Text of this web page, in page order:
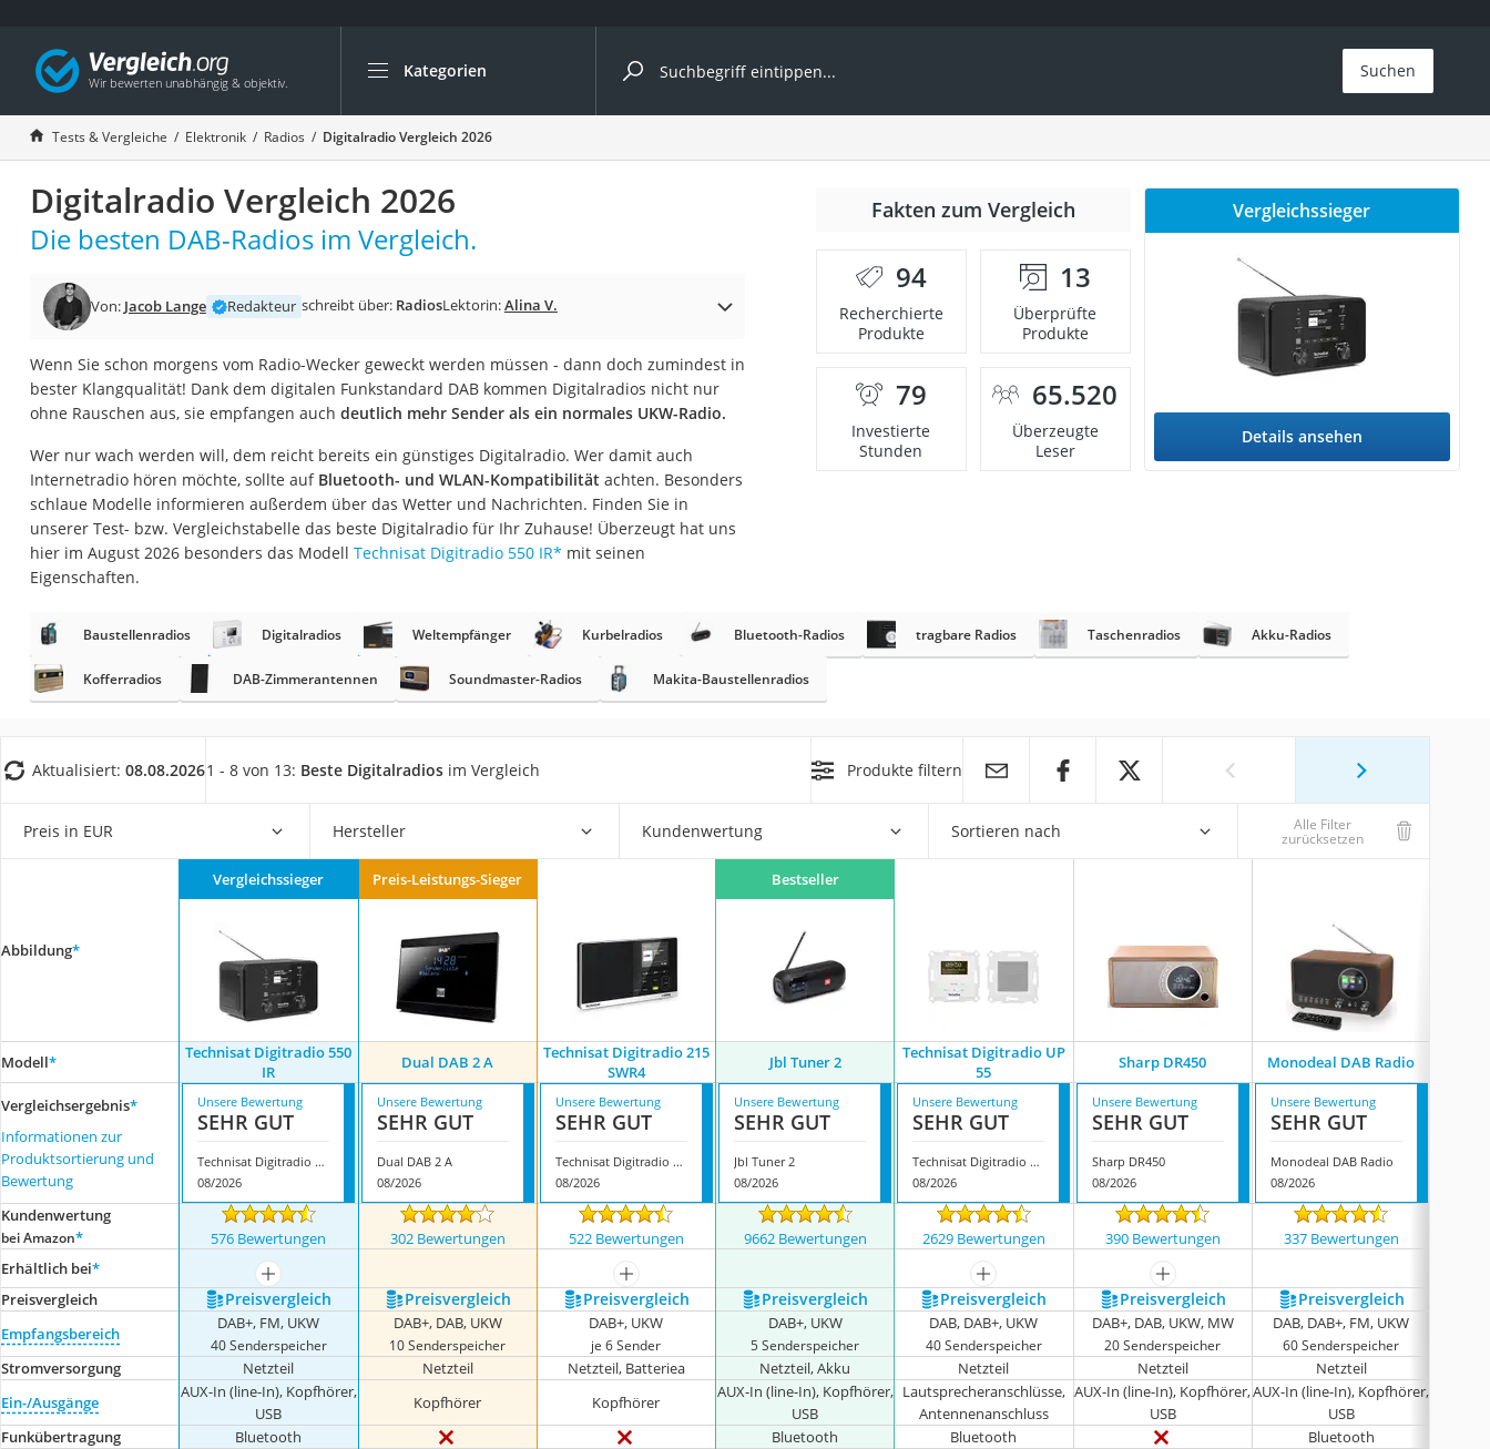
Kategorien
Die beliebtesten Vergleiche nach Kategorie
Elektronik
Powerstation
Monitor 32 Zoll 4K
Fernseher
Drucker
Desktop-PC
Diascanner
Laser-Multifunktionsdrucker
Powerstation mit Solarpanel
Gaming-PC
Soundbar
Satellitenschüssel
Gaming-Headset
Schnurloses Telefon
Ladekabel Typ 2 Schuko
Acer Aspire
Service
Suchen
Tests & Vergleiche Elektronik Radios Digitalradio Vergleich 2026
Digitalradio Vergleich 2026
Die besten DAB-Radios im Vergleich.
Von: Jacob Lange Redakteur schreibt über: RadiosLektorin:Alina V.
Wenn Sie schon morgens vom Radio-Wecker geweckt werden müssen - dann doch zumindest in
bester Klangqualität! Dank dem digitalen Funkstandard DAB kommen Digitalradios nicht nur
ohne Rauschen aus, sie empfangen auch deutlich mehr Sender als ein normales UKW-Radio.
Wer nur wach werden will, dem reicht bereits ein günstiges Digitalradio. Wer damit auch
Internetradio hören möchte, sollte auf Bluetooth- und WLAN-Kompatibilität achten. Besonders
schlaue Modelle informieren außerdem über das Wetter und Nachrichten. Finden Sie in
unserer Test- bzw. Vergleichstabelle das beste Digitalradio für Ihr Zuhause! Überzeugt hat uns
hier im August 2026 besonders das Modell Technisat Digitradio 550 IR* mit seinen
Eigenschaften.
Fakten zum Vergleich
94
Recherchierte
Produkte
13
Überprüfte
Produkte
79
Investierte
Stunden
65.520
Überzeugte
Leser
Vergleichssieger
Details ansehen
Baustellenradios Digitalradios Weltempfänger Kurbelradios Bluetooth-Radios tragbare Radios Taschenradios Akku-Radios
Kofferradios DAB-Zimmerantennen Soundmaster-Radios Makita-Baustellenradios
Aktualisiert: 08.08.20261 - 8 von 13: Beste Digitalradios im Vergleich Produkte filtern
Preis in EUR Hersteller Kundenwertung Sortieren nach Alle Filter
zurücksetzen
Abbildung*
Vergleichssieger Preis-Leistungs-Sieger Bestseller
Modell*
Technisat Digitradio 550
IR
Dual DAB 2 A
Technisat Digitradio 215
SWR4
Jbl Tuner 2
Technisat Digitradio UP
55
Sharp DR450 Monodeal DAB Radio
Vergleichsergebnis*
Informationen zur
Produktsortierung und
Bewertung
Unsere Bewertung
SEHR GUT
Technisat Digitradio 550 IR
08/2026
Unsere Bewertung
SEHR GUT
Dual DAB 2 A
08/2026
Unsere Bewertung
SEHR GUT
Technisat Digitradio 215 SWR4
08/2026
Unsere Bewertung
SEHR GUT
Jbl Tuner 2
08/2026
Unsere Bewertung
SEHR GUT
Technisat Digitradio UP 55
08/2026
Unsere Bewertung
SEHR GUT
Sharp DR450
08/2026
Unsere Bewertung
SEHR GUT
Monodeal DAB Radio
08/2026
Kundenwertung
bei Amazon* 576 Bewertungen 302 Bewertungen 522 Bewertungen 9662 Bewertungen 2629 Bewertungen 390 Bewertungen 337 Bewertungen
Erhältlich bei*
mehr anzeigen mehr anzeigen mehr anzeigen
mehr anzeigen
Preis­vergleich
Preis­vergleich Preis­vergleich Preis­vergleich Preis­vergleich Preis­vergleich Preis­vergleich Preis­vergleich
Empfangsbereich
DAB+, FM, UKW
40 Senderspeicher
DAB+, DAB, UKW
10 Senderspeicher
DAB+, UKW
je 6 Sender
DAB+, UKW
5 Senderspeicher
DAB, DAB+, UKW
40 Senderspeicher
DAB+, DAB, UKW, MW
20 Senderspeicher
DAB, DAB+, FM, UKW
60 Senderspeicher
Stromversorgung Netzteil Netzteil Netzteil, Batteriea Netzteil, Akku Netzteil Netzteil
Netzteil
Ein-/Ausgänge
AUX-In (line-In), Kopfhörer,
USB
Kopfhörer Kopfhörer
AUX-In (line-In), Kopfhörer,
USB
Lautsprecheranschlüsse,
Antennenanschluss
AUX-In (line-In), Kopfhörer,
USB
AUX-In (line-In), Kopfhörer,
USB
Funkübertragung
Bluetooth Bluetooth Bluetooth
Bluetooth